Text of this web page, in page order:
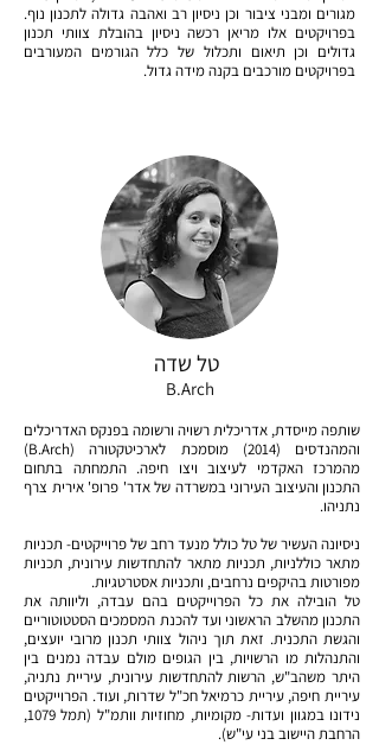
מגורים ומבני ציבור וכן ניסיון רב ואהבה גדולה לתכנון נוף.
בפרויקטים אלו מריאן רכשה ניסיון בהובלת צוותי תכנון
גדולים וכן תיאום ותכלול של כלל הגורמים המעורבים
בפרויקטים מורכבים בקנה מידה גדול.
טל שדה
B.Arch
שותפה מייסדת, אדריכלית רשויה ורשומה בפנקס האדריכלים
והמהנדסים (2014) מוסמכת לארכיטקטורה (B.Arch)
מהמרכז האקדמי לעיצוב ויצו חיפה. התמחתה בתחום
התכנון והעיצוב העירוני במשרדה של אדר' פרופ' אירית צרף
נתניהו.
ניסיונה העשיר של טל כולל מנעד רחב של פרוייקטים- תכניות
מתאר כוללניות, תכניות מתאר להתחדשות עירונית, תכניות
מפורטות בהיקפים נרחבים, ותכניות אסטרטגיות.
טל הובילה את כל הפרוייקטים בהם עבדה, וליוותה את
התכנון מהשלב הראשוני ועד להכנת המסמכים הסטטוטוריים
והגשת התכנית. זאת תוך ניהול צוותי תכנון מרובי יועצים,
והתנהלות מו הרשויות, בין הגופים מולם עבדה נמנים בין
היתר משהב"ש, הרשות להתחדשות עירונית, עיריית נתניה,
עיריית חיפה, עיריית כרמיאל חכ"ל שדרות, ועוד. הפרוייקטים
נידונו במגוון ועדות- מקומיות, מחוזיות וותמ"ל (תמל 1079,
הרחבת היישוב בני עי"ש).